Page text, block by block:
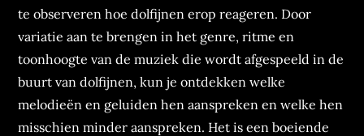
te observeren hoe dolfijnen erop reageren. Door
variatie aan te brengen in het genre, ritme en
toonhoogte van de muziek die wordt afgespeeld in de
buurt van dolfijnen, kun je ontdekken welke
melodieën en geluiden hen aanspreken en welke hen
misschien minder aanspreken. Het is een boeiende